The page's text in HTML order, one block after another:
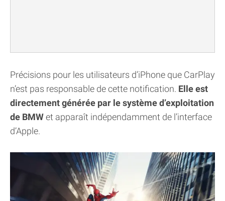
Précisions pour les utilisateurs d’iPhone que CarPlay
n’est pas responsable de cette notification. Elle est
directement générée par le système d’exploitation
de BMWet apparaît indépendamment de l’interface
d’Apple.